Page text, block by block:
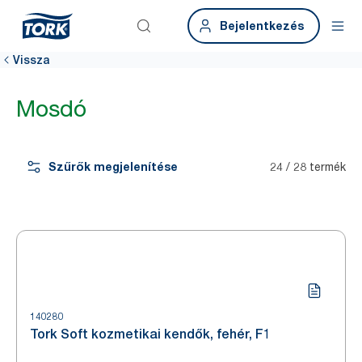
Bejelentkezés
Vissza
Mosdó
Szűrők megjelenítése 24 / 28 termék
140280
Tork Soft kozmetikai kendők, fehér, F1